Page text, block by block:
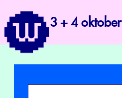
3 + 4 oktober